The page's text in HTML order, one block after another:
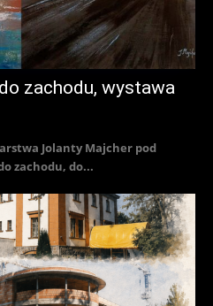
zachodu, wystawa
Jolanty Majcher pod
zachodu, do...